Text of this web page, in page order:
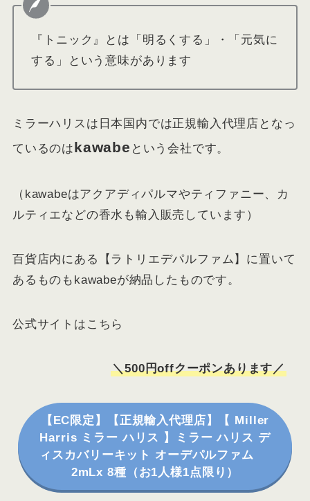
『トニック』とは「明るくする」・「元気に
する」という意味があります
ミラーハリスは日本国内では正規輸入代理店となっ
ているのはkawabe という会社です。
（kawabeはアクアディパルマやティファニー、カ
ルティエなどの香水も輸入販売しています）
百貨店内にある【ラトリエデパルファム】に置いて
あるものもkawabeが納品したものです。
公式サイトはこちら
＼500円offクーポンあります／
【EC限定】【正規輸入代理店】【 Miller
Harris ミラー ハリス 】ミラー ハリス デ
ィスカバリーキット オーデパルファム
2mLx 8種（お1人様1点限り）